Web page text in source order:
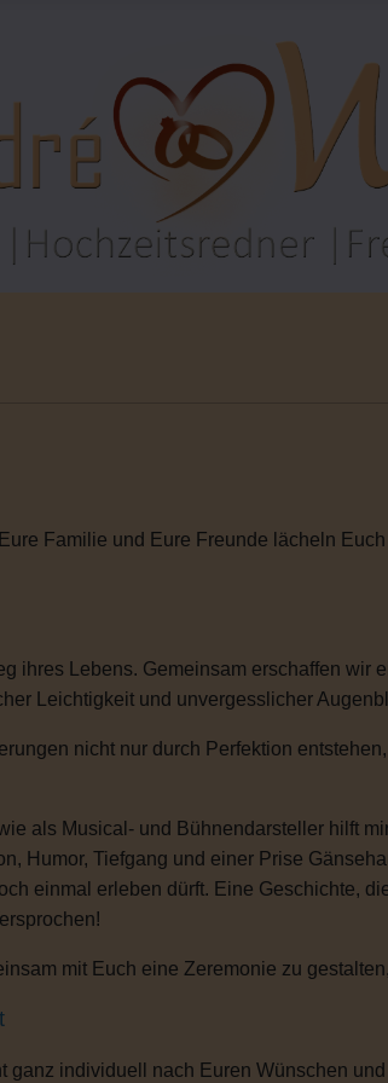
Familie und Eure Freunde lächeln
ihres Lebens. Gemeinsam erschaffen wir
Leichtigkeit und unvergesslicher
nicht nur durch Perfektion
als Musical- und Bühnendarsteller hilft
Humor, Tiefgang und einer Prise
einmal erleben dürft. Eine Geschichte,
mit Euch eine Zeremonie zu
individuell nach Euren Wünschen